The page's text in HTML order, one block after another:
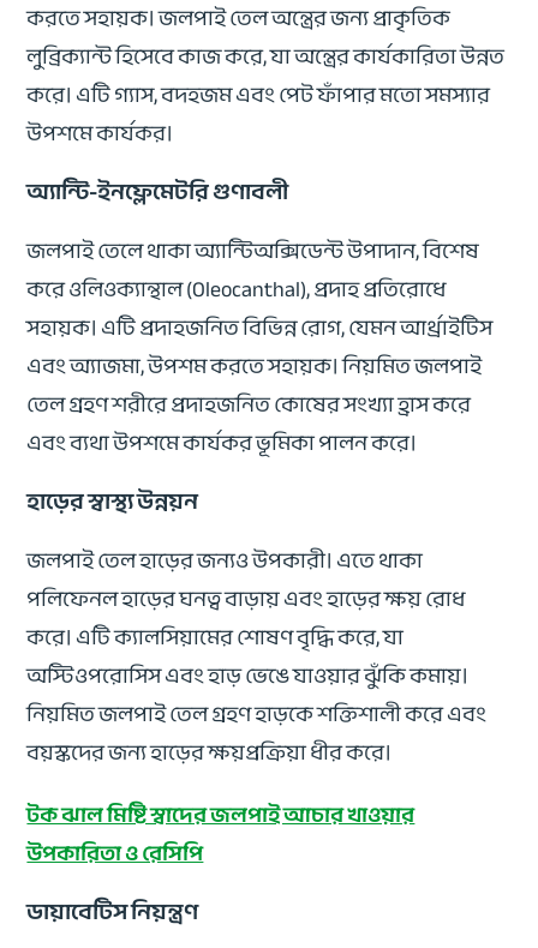
করতে সহায়ক। জলপাই তেল অন্ত্রের জন্য প্রাকৃতিক
লুব্রিক্যান্ট হিসেবে কাজ করে, যা অন্ত্রের কার্যকারিতা উন্নত
করে। এটি গ্যাস, বদহজম এবং পেট ফাঁপার মতো সমস্যার
উপশমে কার্যকর।
অ্যান্টি-ইনফ্লেমেটরি গুণাবলী
জলপাই তেলে থাকা অ্যান্টিঅক্সিডেন্ট উপাদান, বিশেষ
করে ওলিওক্যান্থাল (Oleocanthal), প্রদাহ প্রতিরোধে
সহায়ক। এটি প্রদাহজনিত বিভিন্ন রোগ, যেমন আর্থ্রাইটিস
এবং অ্যাজমা, উপশম করতে সহায়ক। নিয়মিত জলপাই
তেল গ্রহণ শরীরে প্রদাহজনিত কোষের সংখ্যা হ্রাস করে
এবং ব্যথা উপশমে কার্যকর ভূমিকা পালন করে।
হাড়ের স্বাস্থ্য উন্নয়ন
জলপাই তেল হাড়ের জন্যও উপকারী। এতে থাকা
পলিফেনল হাড়ের ঘনত্ব বাড়ায় এবং হাড়ের ক্ষয় রোধ
করে। এটি ক্যালসিয়ামের শোষণ বৃদ্ধি করে, যা
অস্টিওপরোসিস এবং হাড় ভেঙে যাওয়ার ঝুঁকি কমায়।
নিয়মিত জলপাই তেল গ্রহণ হাড়কে শক্তিশালী করে এবং
বয়স্কদের জন্য হাড়ের ক্ষয়প্রক্রিয়া ধীর করে।
টক ঝাল মিষ্টি স্বাদের জলপাই আচার খাওয়ার
উপকারিতা ও রেসিপি
ডায়াবেটিস নিয়ন্ত্রণ